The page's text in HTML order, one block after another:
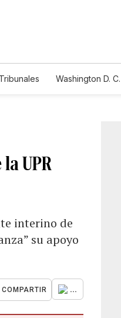
Tribunales Washington D. C.
UPR
interino de
su apoyo
COMPARTIR ...